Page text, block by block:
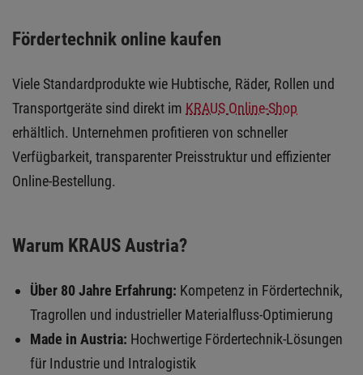
Fördertechnik online kaufen
Viele Standardprodukte wie Hubtische, Räder, Rollen und
Transportgeräte sind direkt im KRAUS Online-Shop
erhältlich. Unternehmen profitieren von schneller
Verfügbarkeit, transparenter Preisstruktur und effizienter
Online-Bestellung.
Warum KRAUS Austria?
Über 80 Jahre Erfahrung: Kompetenz in Fördertechnik,
Tragrollen und industrieller Materialfluss-Optimierung
Made in Austria: Hochwertige Fördertechnik-Lösungen
für Industrie und Intralogistik